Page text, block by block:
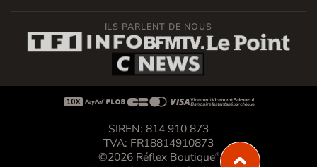
ILS PARLENT DE NOUS

SIREN: 814 910 873
TVA: FR18814910873
©2026 Réflex Boutique®